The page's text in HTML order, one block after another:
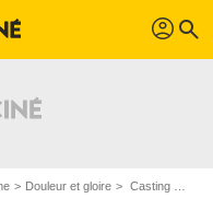
profil search
Douleur et gloire Casting Douleur et gloire